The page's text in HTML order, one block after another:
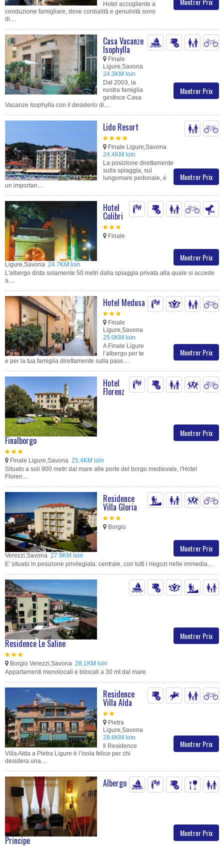
Hotel accogliente a
conduzione famigliare, dove cordialità e genuinità sono
di....
Montrer Prix
Casa Vacanze
Isophylla
Finale
Ligure,Savona
24.3KM loin
Dal 2003, la
nostra famiglia
gestisce Casa
Vacanze Isophylla con il desiderio di....
Montrer Prix
Lido Resort
Finale Ligure,Savona
24.4KM loin
La posizione direttamente
sulla spiaggia, sul
lungomare pedonale, è
un importan....
Montrer Prix
Hotel
Colibri
Finale
Ligure,Savona 24.7KM loin
L'albergo dista solamente 50 metri dalla spiaggia privata alla quale si accede
a....
Montrer Prix
Hotel Medusa
Finale
Ligure,Savona
25.0KM loin
A Finale Ligure
l’albergo per te
e per la tua famiglia direttamente sulla pass....
Montrer Prix
Hotel
Florenz
Finalborgo
Finale Ligure,Savona 25.4KM loin
Situato a soli 900 metri dal mare alle porte del borgo medievale, l'Hotel
Floren....
Montrer Prix
Residence
Villa Gloria
Borgio
Verezzi,Savona 27.9KM loin
E' situato in posizione privilegiata: centrale, con tutti i negozi nelle immedia....
Montrer Prix
Residence Le Saline
Borgio Verezzi,Savona 28.1KM loin
Appartamenti monolocali e bilocali a 30 mt dal mare
Montrer Prix
Residence
Villa Alda
Pietra
Ligure,Savona
28.6KM loin
Il Residence
Villa Alda a Pietra Ligure è l’isola felice per chi
desidera una....
Montrer Prix
Albergo
Principe